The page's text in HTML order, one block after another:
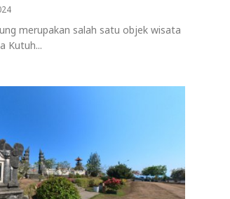
merupakan salah satu objek wisata
Kutuh...